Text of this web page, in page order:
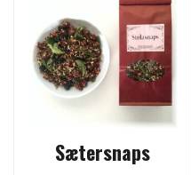
Sætersnaps